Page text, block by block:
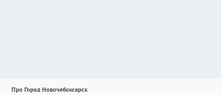
Про Город Новочебоксарск